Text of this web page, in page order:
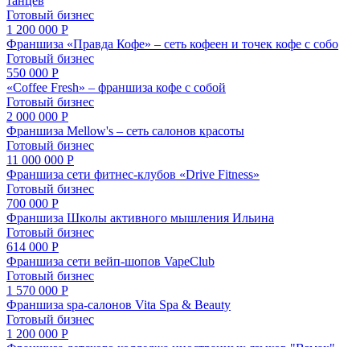
Готовый бизнес
1 200 000 Р
Франшиза «Правда Кофе» – сеть кофеен и точек кофе с собо
Готовый бизнес
550 000 Р
«Coffee Fresh» – франшиза кофе с собой
Готовый бизнес
2 000 000 Р
Франшиза Mellow's – сеть салонов красоты
Готовый бизнес
11 000 000 Р
Франшиза сети фитнес-клубов «Drive Fitness»
Готовый бизнес
700 000 Р
Франшиза Школы активного мышления Ильина
Готовый бизнес
614 000 Р
Франшиза сети вейп-шопов VapeClub
Готовый бизнес
1 570 000 Р
Франшиза spa-салонов Vita Spa & Beauty
Готовый бизнес
1 200 000 Р